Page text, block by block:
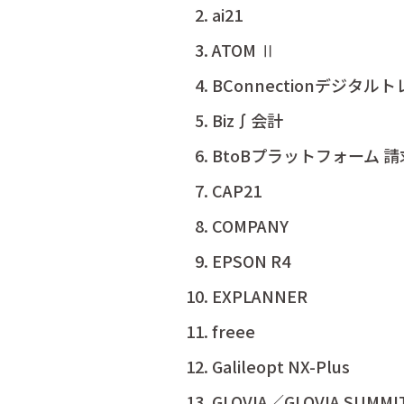
ai21
ATOM Ⅱ
BConnectionデジタルト
Biz∫会計
BtoBプラットフォーム
CAP21
COMPANY
EPSON R4
EXPLANNER
freee
Galileopt NX-Plus